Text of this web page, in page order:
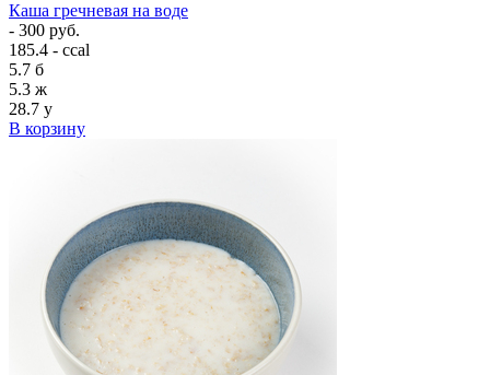
Каша гречневая на воде
- 300 руб.
185.4 - ccal
5.7 б
5.3 ж
28.7 у
В корзину